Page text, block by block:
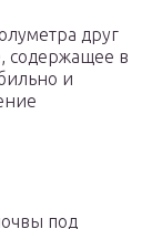
друг
содержащее в
и
под